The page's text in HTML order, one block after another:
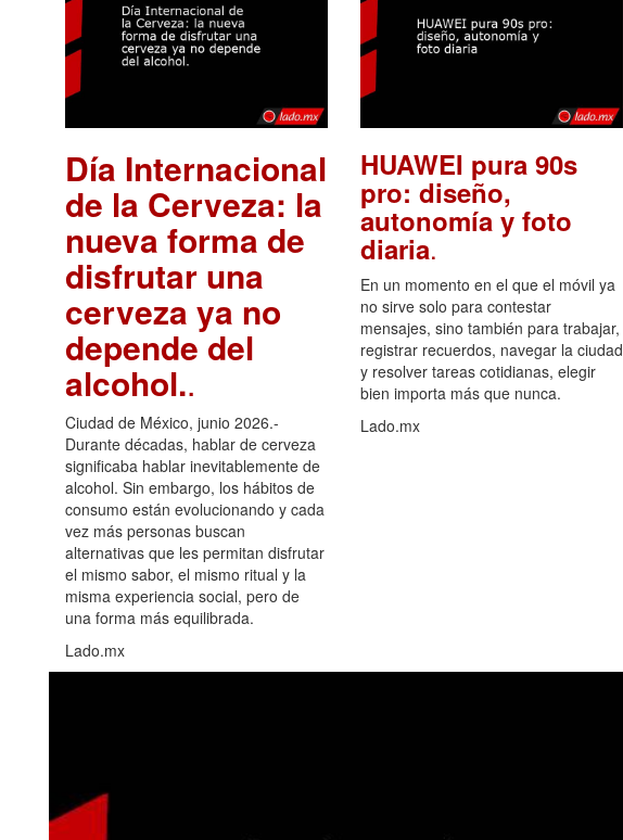
Día Internacional
de la Cerveza: la
nueva forma de
disfrutar una
cerveza ya no
depende del
alcohol..
Ciudad de México, junio 2026.-
Durante décadas, hablar de cerveza
significaba hablar inevitablemente de
alcohol. Sin embargo, los hábitos de
consumo están evolucionando y cada
vez más personas buscan
alternativas que les permitan disfrutar
el mismo sabor, el mismo ritual y la
misma experiencia social, pero de
una forma más equilibrada.
Lado.mx
HUAWEI pura 90s
pro: diseño,
autonomía y foto
diaria.
En un momento en el que el móvil ya
no sirve solo para contestar
mensajes, sino también para trabajar,
registrar recuerdos, navegar la ciudad
y resolver tareas cotidianas, elegir
bien importa más que nunca.
Lado.mx